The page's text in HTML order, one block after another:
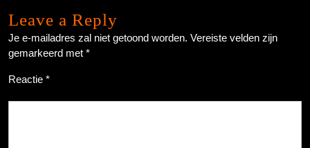
Leave a Reply
Je e-mailadres zal niet getoond worden. Vereiste velden zijn
gemarkeerd met *
Reactie *